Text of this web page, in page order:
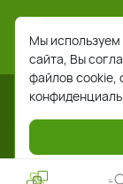
2026 © Все
Мы
сайта, Вы
файлов cookie,